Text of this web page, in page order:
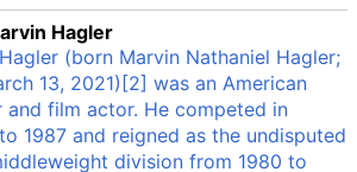
Hagler
(born Marvin Nathaniel Hagler;
13, 2021)[2] was an American
and film actor. He competed in
1987 and reigned as the undisputed
division from 1980 to